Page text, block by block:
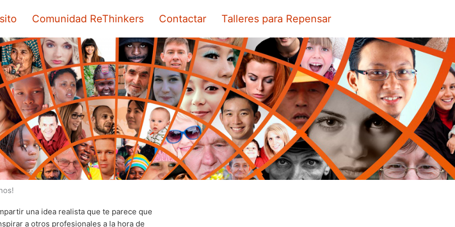
Comunidad ReThinkers Contactar Talleres para Repensar
una idea realista que te parece que
a otros profesionales a la hora de